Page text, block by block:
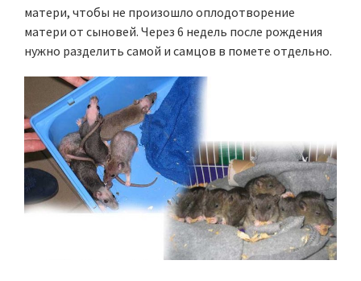
матери, чтобы не произошло оплодотворение
матери от сыновей. Через 6 недель после рождения
нужно разделить самой и самцов в помете отдельно.